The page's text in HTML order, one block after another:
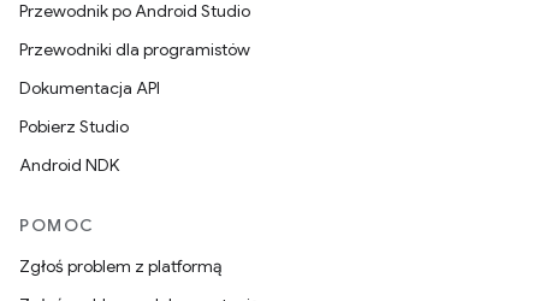
Przewodnik po Android Studio
Przewodniki dla programistów
Dokumentacja API
Pobierz Studio
Android NDK
POMOC
Zgłoś problem z platformą